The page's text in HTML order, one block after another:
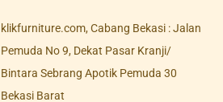
klikfurniture.com, Cabang Bekasi : Jalan
Pemuda No 9, Dekat Pasar Kranji/
Bintara Sebrang Apotik Pemuda 30
Bekasi Barat